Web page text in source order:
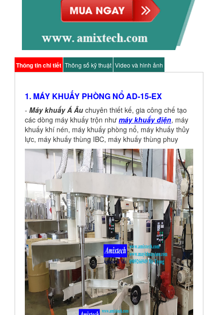
Thông tin chi tiết Thông số kỹ thuật Video và hình ảnh
1. MÁY KHUẤY PHÒNG NỔ AD-15-EX
- Máy khuấy Á Âu chuyên thiết kế, gia công chế tạo
các dòng máy khuấy trộn như máy khuấy điện, máy
khuấy khí nén, máy khuấy phòng nổ, máy khuấy thủy
lực, máy khuấy thùng IBC, máy khuấy thùng phuy